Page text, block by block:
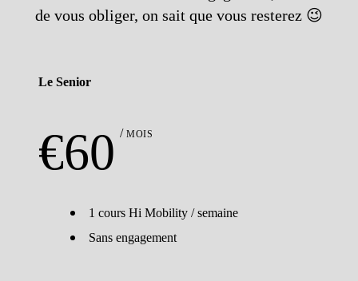
de vous obliger, on sait que vous resterez 😉
Le Senior
€60 MOIS
1 cours Hi Mobility / semaine
Sans engagement